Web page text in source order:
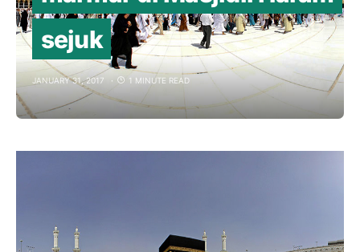
sejuk
JANUARY 31, 2017 1 MINUTE READ